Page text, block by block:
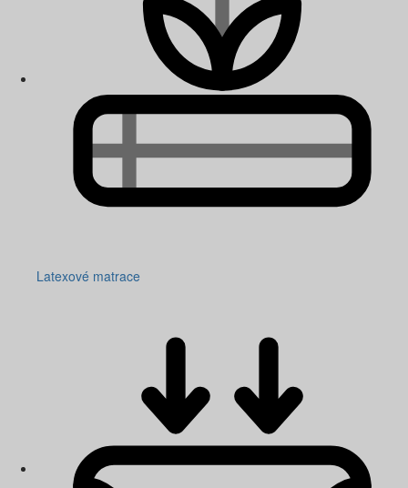
Latexové matrace